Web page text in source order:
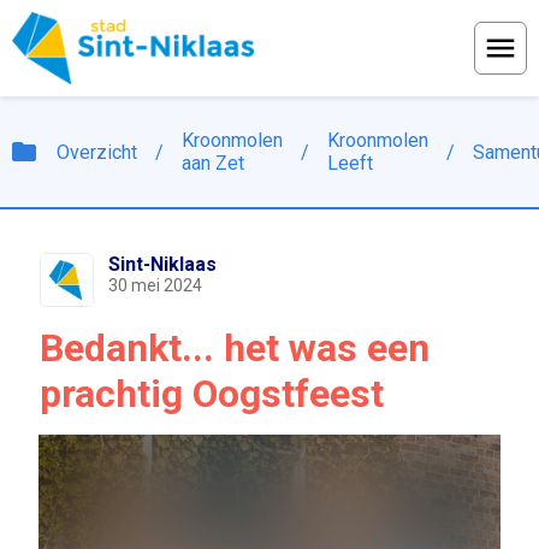
folder Overzicht /
Kroonmolen
aan Zet
/
Kroonmolen
Leeft
/
Sint-Niklaas
30 mei 2024
Bedankt... het was een
prachtig Oogstfeest